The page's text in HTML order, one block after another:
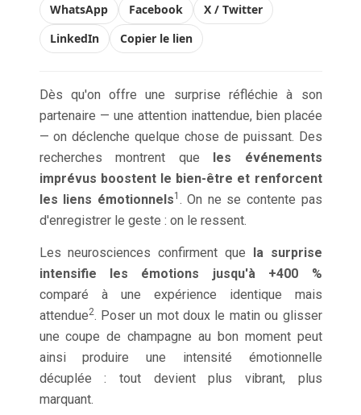
WhatsApp Facebook
X / Twitter
LinkedIn
Copier le lien
Dès qu'on offre une surprise réfléchie à son
partenaire — une attention inattendue, bien placée
— on déclenche quelque chose de puissant. Des
recherches montrent que les événements
imprévus boostent le bien-être et renforcent
les liens émotionnels1 . On ne se contente pas
d'enregistrer le geste : on le ressent.
Les neurosciences confirment que la surprise
intensifie les émotions jusqu'à +400 %
comparé à une expérience identique mais
attendue2. Poser un mot doux le matin ou glisser
une coupe de champagne au bon moment peut
ainsi produire une intensité émotionnelle
décuplée : tout devient plus vibrant, plus
marquant.